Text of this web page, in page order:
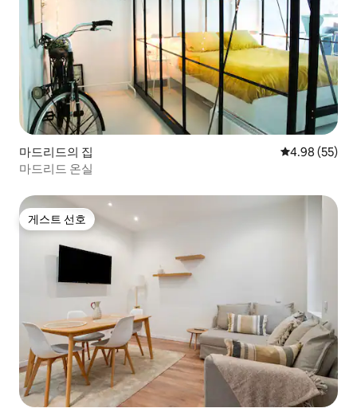
마드리드의 집 평점 4.98점(5
4.98 (55)
마드리드 온실
게스트 선호
게스트 선호